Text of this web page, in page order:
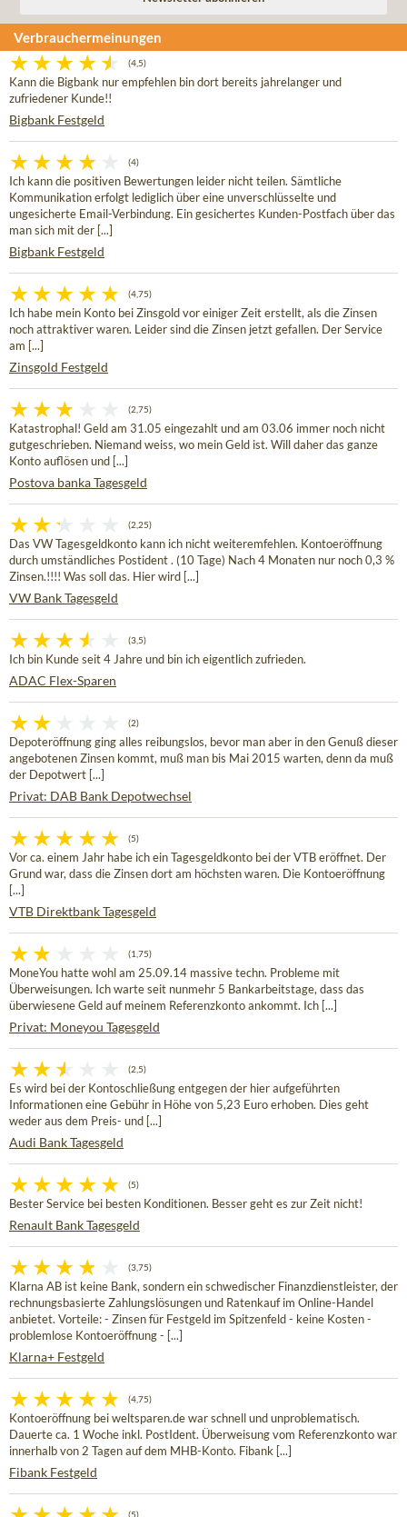
Verbrauchermeinungen
(4,5)
Kann die Bigbank nur empfehlen bin dort bereits jahrelanger und
zufriedener Kunde!!
Bigbank Festgeld
(4)
Ich kann die positiven Bewertungen leider nicht teilen. Sämtliche
Kommunikation erfolgt lediglich über eine unverschlüsselte und
ungesicherte Email-Verbindung. Ein gesichertes Kunden-Postfach über das
man sich mit der [...]
Bigbank Festgeld
(4,75)
Ich habe mein Konto bei Zinsgold vor einiger Zeit erstellt, als die Zinsen
noch attraktiver waren. Leider sind die Zinsen jetzt gefallen. Der Service
am [...]
Zinsgold Festgeld
(2,75)
Katastrophal! Geld am 31.05 eingezahlt und am 03.06 immer noch nicht
gutgeschrieben. Niemand weiss, wo mein Geld ist. Will daher das ganze
Konto auflösen und [...]
Postova banka Tagesgeld
(2,25)
Das VW Tagesgeldkonto kann ich nicht weiteremfehlen. Kontoeröffnung
durch umständliches Postident . (10 Tage) Nach 4 Monaten nur noch 0,3 %
Zinsen.!!!! Was soll das. Hier wird [...]
VW Bank Tagesgeld
(3,5)
Ich bin Kunde seit 4 Jahre und bin ich eigentlich zufrieden.
ADAC Flex-Sparen
(2)
Depoteröffnung ging alles reibungslos, bevor man aber in den Genuß dieser
angebotenen Zinsen kommt, muß man bis Mai 2015 warten, denn da muß
der Depotwert [...]
Privat: DAB Bank Depotwechsel
(5)
Vor ca. einem Jahr habe ich ein Tagesgeldkonto bei der VTB eröffnet. Der
Grund war, dass die Zinsen dort am höchsten waren. Die Kontoeröffnung
[...]
VTB Direktbank Tagesgeld
(1,75)
MoneYou hatte wohl am 25.09.14 massive techn. Probleme mit
Überweisungen. Ich warte seit nunmehr 5 Bankarbeitstage, dass das
überwiesene Geld auf meinem Referenzkonto ankommt. Ich [...]
Privat: Moneyou Tagesgeld
(2,5)
Es wird bei der Kontoschließung entgegen der hier aufgeführten
Informationen eine Gebühr in Höhe von 5,23 Euro erhoben. Dies geht
weder aus dem Preis- und [...]
Audi Bank Tagesgeld
(5)
Bester Service bei besten Konditionen. Besser geht es zur Zeit nicht!
Renault Bank Tagesgeld
(3,75)
Klarna AB ist keine Bank, sondern ein schwedischer Finanzdienstleister, der
rechnungsbasierte Zahlungslösungen und Ratenkauf im Online-Handel
anbietet. Vorteile: - Zinsen für Festgeld im Spitzenfeld - keine Kosten -
problemlose Kontoeröffnung - [...]
Klarna+ Festgeld
(4,75)
Kontoeröffnung bei weltsparen.de war schnell und unproblematisch.
Dauerte ca. 1 Woche inkl. PostIdent. Überweisung vom Referenzkonto war
innerhalb von 2 Tagen auf dem MHB-Konto. Fibank [...]
Fibank Festgeld
(5)